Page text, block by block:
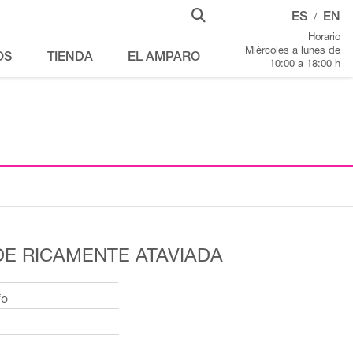
TIENDA EL AMPARO
ES / EN
Horario
Miércoles a lunes de
10:00 a 18:00 h
RICAMENTE ATAVIADA